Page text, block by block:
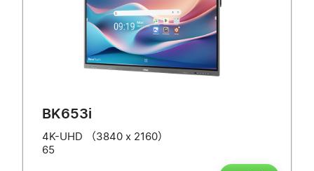
BK653i
4K-UHD （3840 x 2160）
65